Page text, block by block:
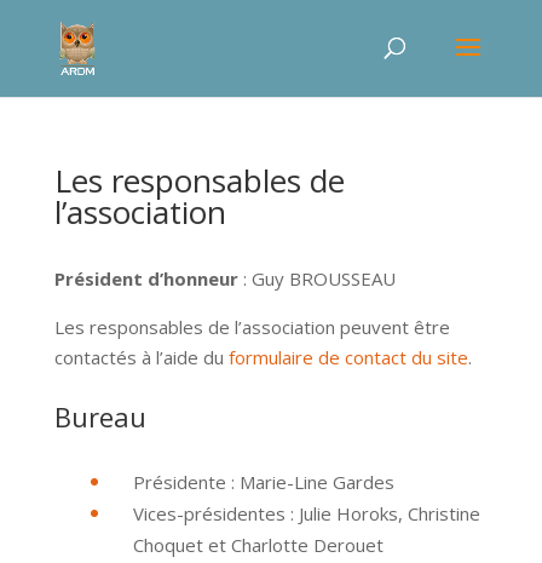
Les responsables de
l’association
Président d’honneur: Guy BROUSSEAU
Les responsables de l’association peuvent être
contactés à l’aide du formulaire de contact du site.
Bureau
Présidente : Marie-Line Gardes
Vices-présidentes : Julie Horoks, Christine
Choquet et Charlotte Derouet